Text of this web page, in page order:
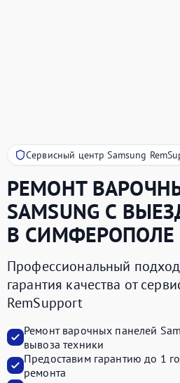
Сервисный центр Samsung
РЕМОНТ
SAMSUNG С
В СИМФЕРОПОЛЕ
Профессиональный
гарантия качества от
RemSupport
Ремонт варочных панелей
вывоза техники
Предоставим гарантию до 1
ремонта